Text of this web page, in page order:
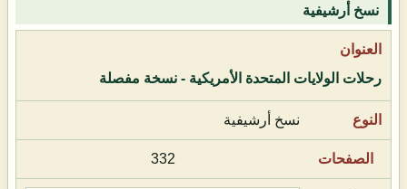
نسخ أرشيفية
رحلات الولايات المتحدة الأمريكية - نسخة مفصلة
نسخ أرشيفية
332